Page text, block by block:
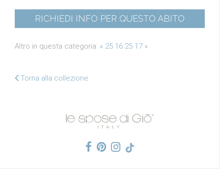
RICHIEDI INFO PER QUESTO ABITO
Altro in questa categoria: « 25 16 25 17 »
Torna alla collezione